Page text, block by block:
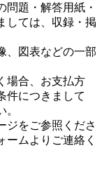
問題・解答用紙・
しては、収録・掲
、図表などの一部
場合、お支払方
件につきまして
ジをご参照くださ
ームよりご連絡く